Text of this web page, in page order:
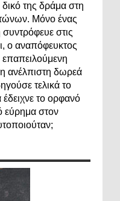
δικό της δράμα στη
Μόνο ένας
στις
ο αναπόφευκτος
η ανέλπιστη δωρεά
τελικά το
το ορφανό
εύρημα στον